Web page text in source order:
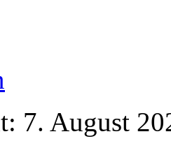
7. August